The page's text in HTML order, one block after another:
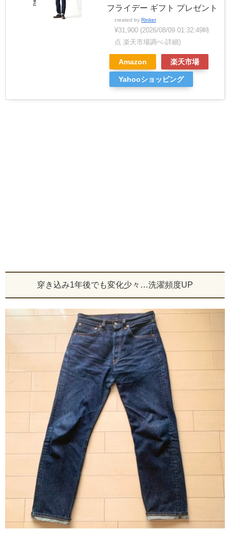
フライデー ギフト プレゼント
created by Rinker
¥31,900 (2026/08/09 01:32:49時
点 楽天市場調べ-詳細)
Amazon 楽天市場
Yahooショッピング
穿き込み1年後でも変化少々…洗濯頻度UP